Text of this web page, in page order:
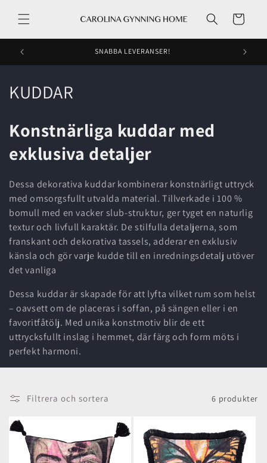
till
Varukorg
SNABBA LEVERANSER!
P
o
d
u
k
t
s
e
r
i
e
:
KUDDAR
Konstnärliga kuddar med
exklusiva detaljer
Dessa dekorativa kuddar kombinerar konstnärligt uttryck
med omsorgsfullt utvalda material. Tillverkade i 100 %
bomull med en vacker slub-struktur, ger tyget en naturlig
textur och livfull karaktär. De stilfulla detaljerna, som
franskant och dekorativa tassels, adderar en exklusiv
känsla och gör varje kudde till en inredningsdetalj utöver
det vanliga
Dessa kuddar är skapade för att lyfta vilket rum som helst
– oavsett om de placeras i soffan, på sängen eller i en
favoritfåtölj. Med unika konstmotiv blir de ett
uttrycksfullt inslag i hemmet, där färg och form möts i
perfekt harmoni.
Filtrera och sortera 6 produkter